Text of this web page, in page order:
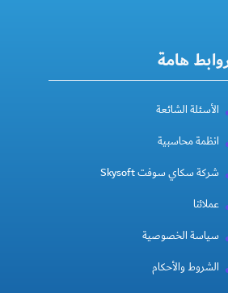
هامة
الأسئلة الشائعة
انظمة محاسبية
شركة سكاي سوفت Skysoft
عملائنا
سياسة الخصوصية
الشروط والأحكام